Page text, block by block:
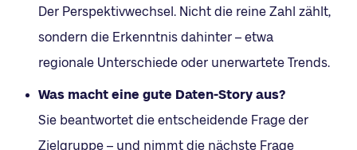
Der Perspektivwechsel. Nicht die reine Zahl zählt,
sondern die Erkenntnis dahinter – etwa
regionale Unterschiede oder unerwartete Trends.
Was macht eine gute Daten-Story aus?
Sie beantwortet die entscheidende Frage der
Zielgruppe – und nimmt die nächste Frage